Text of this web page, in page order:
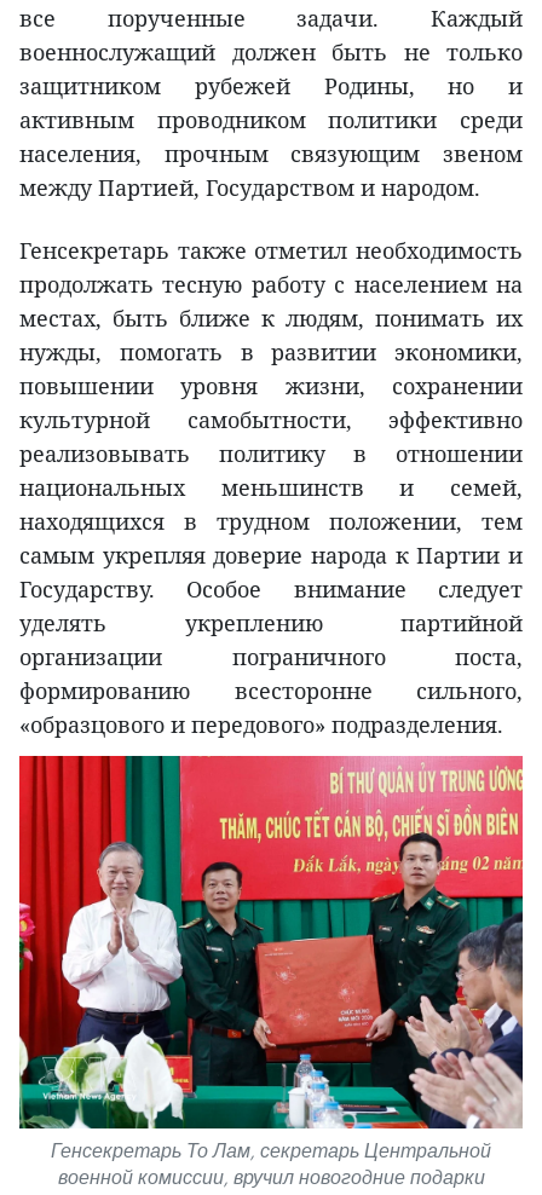
все порученные задачи. Каждый
военнослужащий должен быть не только
защитником рубежей Родины, но и
активным проводником политики среди
населения, прочным связующим звеном
между Партией, Государством и народом.
Генсекретарь также отметил необходимость
продолжать тесную работу с населением на
местах, быть ближе к людям, понимать их
нужды, помогать в развитии экономики,
повышении уровня жизни, сохранении
культурной самобытности, эффективно
реализовывать политику в отношении
национальных меньшинств и семей,
находящихся в трудном положении, тем
самым укрепляя доверие народа к Партии и
Государству. Особое внимание следует
уделять укреплению партийной
организации пограничного поста,
формированию всесторонне сильного,
«образцового и передового» подразделения.
Генсекретарь То Лам, секретарь Центральной
военной комиссии, вручил новогодние подарки